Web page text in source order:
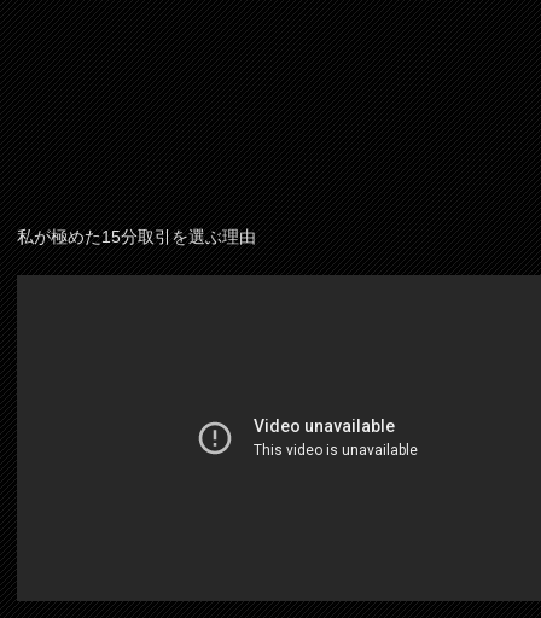
私が極めた15分取引を選ぶ理由